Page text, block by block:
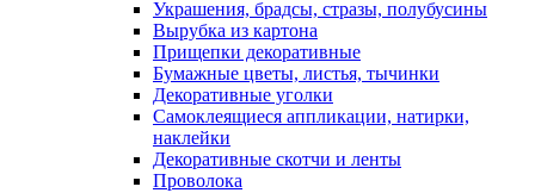
Украшения, брадсы, стразы, полубусины
Вырубка из картона
Прищепки декоративные
Бумажные цветы, листья, тычинки
Декоративные уголки
Самоклеящиеся аппликации, натирки,
наклейки
Декоративные скотчи и ленты
Проволока